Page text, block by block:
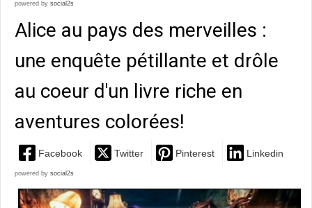
powered by social2s
Alice au pays des merveilles :
une enquête pétillante et drôle
au coeur d'un livre riche en
aventures colorées!
Facebook Twitter Pinterest Linkedin
powered by social2s